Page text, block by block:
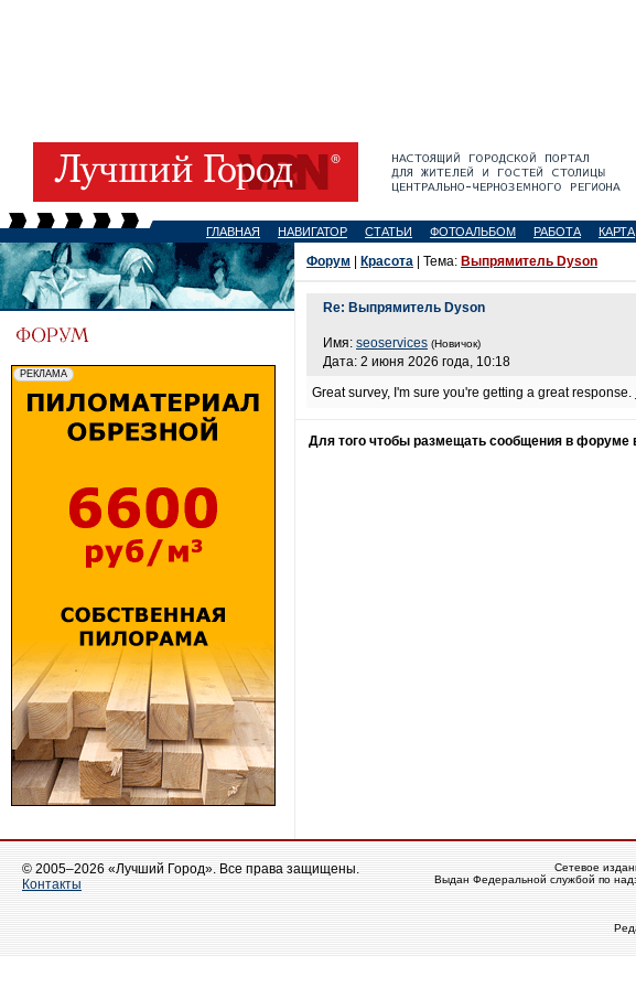
ГЛАВНАЯ НАВИГАТОР СТАТЬИ ФОТОАЛЬБОМ РАБОТА КАРТА
Форум Красота | Тема: Выпрямитель Dyson
Re: Выпрямитель Dyson
Имя: seoservices (Новичок)
Дата: 2 июня 2026 года, 10:18
Great survey, I'm sure you're getting a great response.
Для того чтобы размещать сообщения в форуме
© 2005–2026 «Лучший Город». Все права защищены.
Контакты
Сетевое
Выдан Федеральной службой по